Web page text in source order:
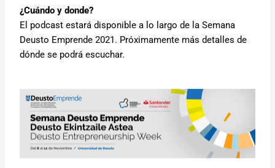
¿Cuándo y donde?
El podcast estará disponible a lo largo de la Semana
Deusto Emprende 2021. Próximamente más detalles de
dónde se podrá escuchar.